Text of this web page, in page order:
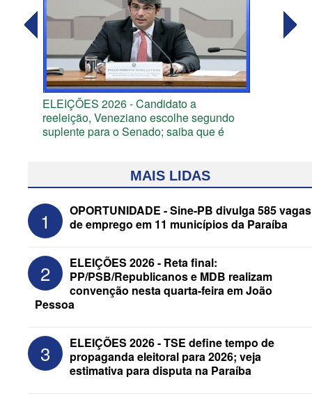
ELEIÇÕES 2026 - Candidato a
reeleição, Veneziano escolhe segundo
suplente para o Senado; saiba que é
ELEIÇÕES 2026 - Após convenções,
confira candidatos ao Governo e ao
Senado da Paraíba
MAIS LIDAS
1
OPORTUNIDADE - Sine-PB divulga 585 vagas
de emprego em 11 municípios da Paraíba
2
ELEIÇÕES 2026 - Reta final:
PP/PSB/Republicanos e MDB realizam
convenção nesta quarta-feira em João
Pessoa
3
ELEIÇÕES 2026 - TSE define tempo de
propaganda eleitoral para 2026; veja
estimativa para disputa na Paraíba